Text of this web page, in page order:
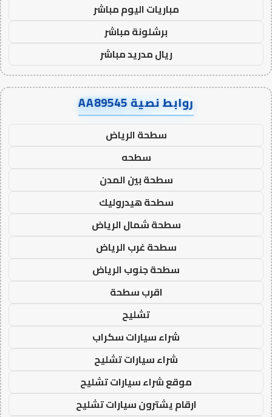
مباريات اليوم مباشر
برشلونة مباشر
ريال مدريد مباشر
روابط نصية AA89545
سطحة الرياض
سطحه
سطحة بين المدن
سطحة هيدروليك
سطحة شمال الرياض
سطحة غرب الرياض
سطحة جنوب الرياض
اقرب سطحة
تشليح
شراء سيارات سكراب
شراء سيارات تشليح
موقع شراء سيارات تشليح
ارقام يشترون سيارات تشليح